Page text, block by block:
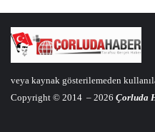
veya kaynak gösterilemeden
Copyright © 2014 – 2026 Çorluda